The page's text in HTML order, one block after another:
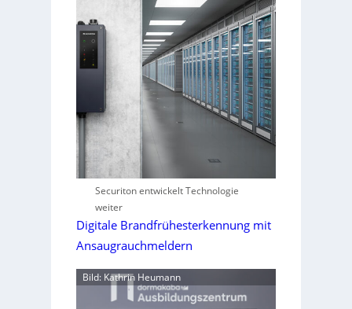
Securiton entwickelt Technologie
weiter
Digitale Brandfrühesterkennung mit
Ansaugrauchmeldern
Bild: Kathrin Heumann